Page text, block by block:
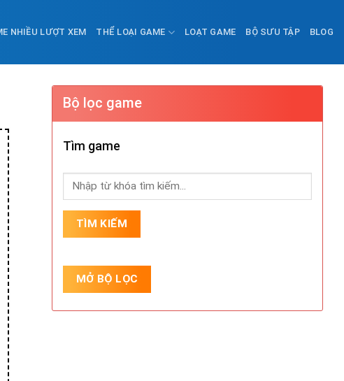
NHIỀU LƯỢT XEM THỂ LOẠI GAME LOẠT GAME BỘ SƯU TẬP BLOG
Bộ lọc game
Tìm game